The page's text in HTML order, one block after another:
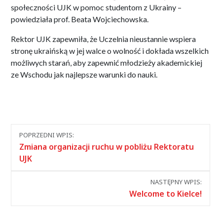
społeczności UJK w pomoc studentom z Ukrainy –
powiedziała prof. Beata Wojciechowska.
Rektor UJK zapewniła, że Uczelnia nieustannie wspiera
stronę ukraińską w jej walce o wolność i dokłada wszelkich
możliwych starań, aby zapewnić młodzieży akademickiej
ze Wschodu jak najlepsze warunki do nauki.
Nawigacja
między
wpisami
POPRZEDNI WPIS:
Zmiana organizacji ruchu w pobliżu Rektoratu
UJK
NASTĘPNY WPIS:
Welcome to Kielce!